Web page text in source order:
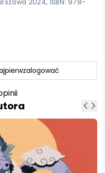
2024, ISBN: 978-
zalogować